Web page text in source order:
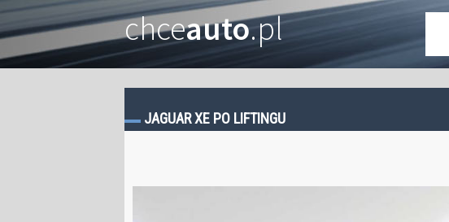
chceauto.pl
JAGUAR XE PO LIFTINGU